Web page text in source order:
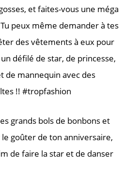
et faites-vous une méga
peux même demander à tes
des vêtements à eux pour
défilé de star, de princesse,
de mannequin avec des
!! #tropfashion
grands bols de bonbons et
goûter de ton anniversaire,
de faire la star et de danser